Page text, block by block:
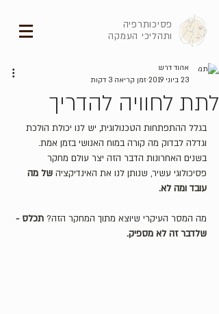
פסיכותרפיה
ותהליכי העמקה
לתת לחוויה להדריך
אהוד דרש
23 ביוני 2019
זמן קריאה 3 דקות
בגלל ההתפתחות הטכנולוגית, יש לנו יכולת הולכת
וגדלה לבדוק מה קורה במוח האנושי בזמן אמת.
בשנים האחרונות הדבר הזה יצר עולם מחקר
פסיכולוגי עשיר, שנותן לנו את האינדיקציה של מה
עובד ומה לא.
מה המסר העיקרי שיוצא מתוך המחקר הזה? תכלס -
שלדבר זה לא מספיק.